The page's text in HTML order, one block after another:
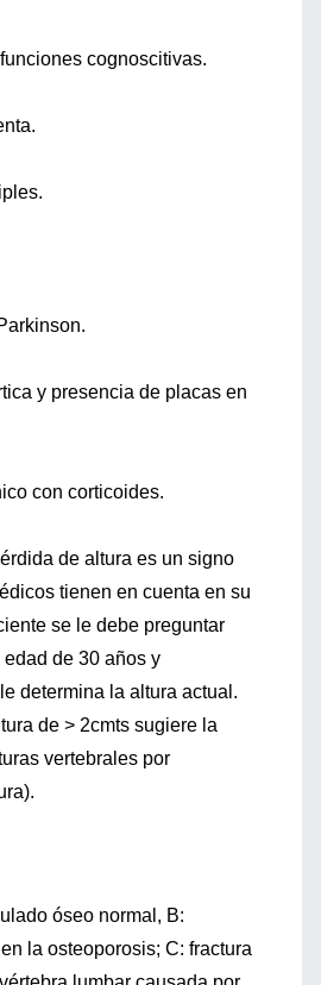
cognoscitivas.
y presencia de placas en
con corticoides.
de altura es un signo
tienen en cuenta en su
se le debe preguntar
de 30 años y
determina la altura actual.
de > 2cmts sugiere la
vertebrales por
óseo normal, B:
la osteoporosis; C: fractura